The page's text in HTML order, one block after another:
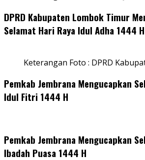
DPRD Kabupaten Lombok Timur
Selamat Hari Raya Idul Adha 1444 H
Keterangan Foto : DPRD
Pemkab Jembrana Mengucapkan
Idul Fitri 1444 H
Pemkab Jembrana Mengucapkan
Ibadah Puasa 1444 H